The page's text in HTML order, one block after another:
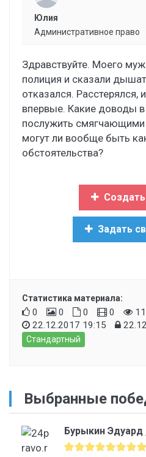
Юлия
Административное право
Здравствуйте. Моего
полиция и сказали
отказался. Расстерялся,
впервые. Какие доводы в
послужить смягчающими
могут ли вообще быть
обстоятельства?
Задать
Статистика материала:
0 0 0 0
22.12.2017 19:15
Стандартный
Выбранные
Бурыкин Эдуард